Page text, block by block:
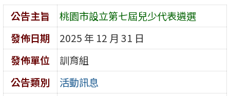
公告主旨
桃園市設立第七屆兒少代表遴選
發佈日期
2025 年 12 月 31 日
發佈單位
訓育組
公告類別
活動訊息